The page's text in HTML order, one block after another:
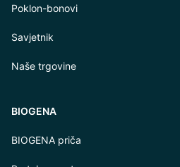
Poklon-bonovi
Savjetnik
Naše trgovine
BIOGENA
BIOGENA priča